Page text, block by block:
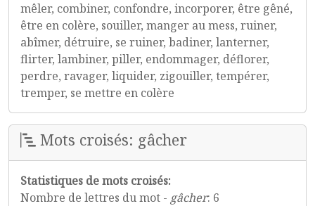
mêler, combiner, confondre, incorporer, être gêné,
être en colère, souiller, manger au mess, ruiner,
abîmer, détruire, se ruiner, badiner, lanterner,
flirter, lambiner, piller, endommager, déflorer,
perdre, ravager, liquider, zigouiller, tempérer,
tremper, se mettre en colère
Mots croisés: gâcher
Statistiques de mots croisés:
Nombre de lettres du mot - gâcher: 6